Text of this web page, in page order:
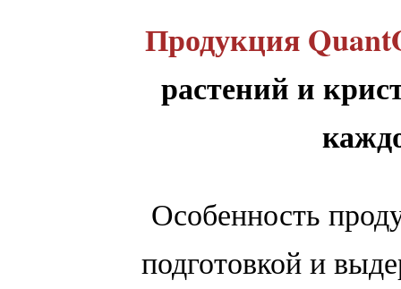
Продукция
растений и
Особенность
подготовкой и